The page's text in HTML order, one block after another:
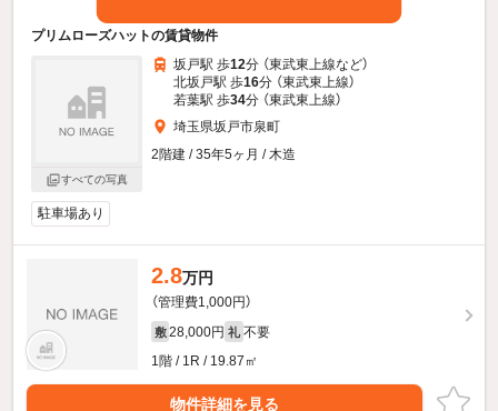
プリムローズハットの賃貸物件
すべての写真
坂戸駅 歩12分 （東武東上線など）
北坂戸駅 歩16分 （東武東上線）
若葉駅 歩34分 （東武東上線）
埼玉県坂戸市泉町
2階建 / 35年5ヶ月 / 木造
駐車場あり
2.8万円
（管理費1,000円）
敷 28,000円 礼 不要
1階 / 1R / 19.87㎡
物件詳細を見る